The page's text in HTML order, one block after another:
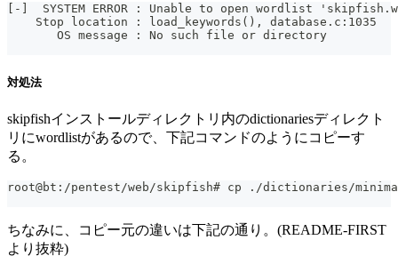
[-]  SYSTEM ERROR : Unable to open wordlist
    Stop location : load_keywords(), database.c:1035
       OS message : No such file or directory
対処法
skipfishインストールディレクトリ内のdictionariesディレクト
リにwordlistがあるので、下記コマンドのようにコピーす
る。
root@bt:/pentest/web/skipfish# cp ./dictionaries/
ちなみに、コピー元の違いは下記の通り。(README-FIRST
より抜粋)